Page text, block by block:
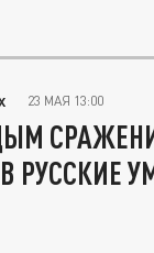
23 МАЯ 13:00
РУССКИЕ